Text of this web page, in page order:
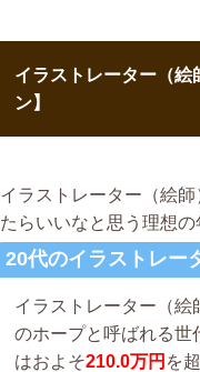
イラストレーター（絵
ン】
イラストレーター（絵
たらいいなと思う理想の
20代のイラストレー
イラストレーター（絵
のホープと呼ばれる世
はおよそ210.0万円 を